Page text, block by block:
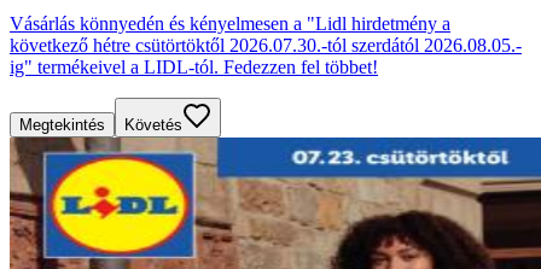
Vásárlás könnyedén és kényelmesen a "Lidl hirdetmény a
következő hétre csütörtöktől 2026.07.30.-tól szerdától 2026.08.05.-
ig" termékeivel a LIDL-tól. Fedezzen fel többet!
Megtekintés Követés